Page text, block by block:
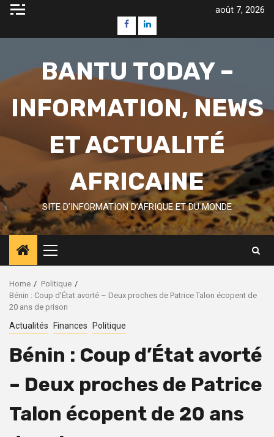
Skip
août 7, 2026
FacebookLinkedin
BANTU TODAY –
INFORMATION, NEWS
ET ACTUALITÉ
AFRICAINE
SITE D’INFORMATION D’AFRIQUE ET DU MONDE
Primary
Menu
Home
Politique
Bénin : Coup d’État avorté – Deux proches de Patrice Talon écopent de
20 ans de prison
Actualités Finances Politique
Bénin : Coup d’État avorté
– Deux proches de Patrice
Talon écopent de 20 ans